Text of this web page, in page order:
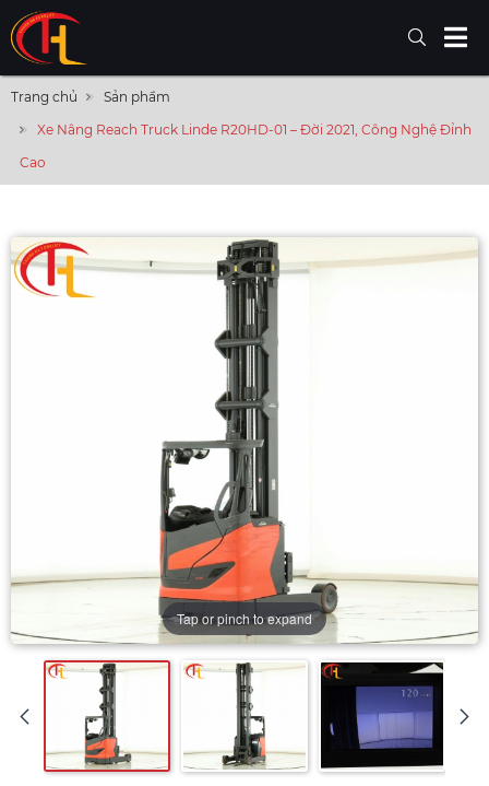
Trang chủ
Sản phẩm
Xe Nâng Reach Truck Linde R20HD-01 – Đời 2021, Công Nghệ Đỉnh
Cao
Tap or pinch to expand